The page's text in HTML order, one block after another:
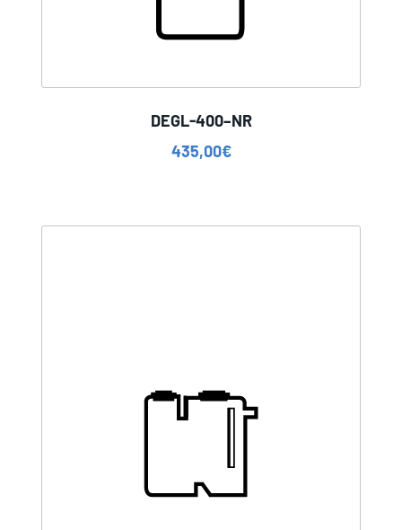
DEGL-400–NR
435,00€